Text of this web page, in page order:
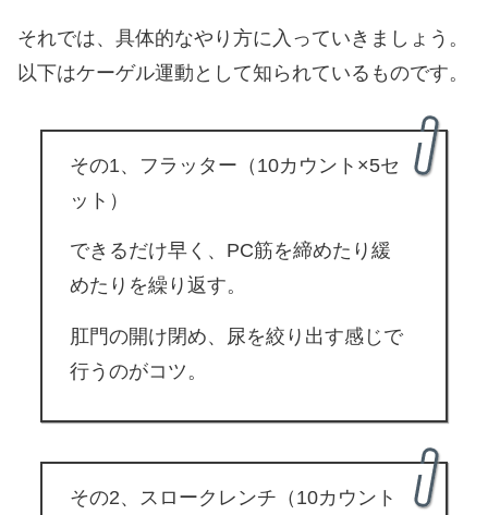
それでは、具体的なやり方に入っていきましょう。
以下はケーゲル運動として知られているものです。
その1、フラッター（10カウント×5セ
ット）
できるだけ早く、PC筋を締めたり緩
めたりを繰り返す。
肛門の開け閉め、尿を絞り出す感じで
行うのがコツ。
その2、スロークレンチ（10カウント